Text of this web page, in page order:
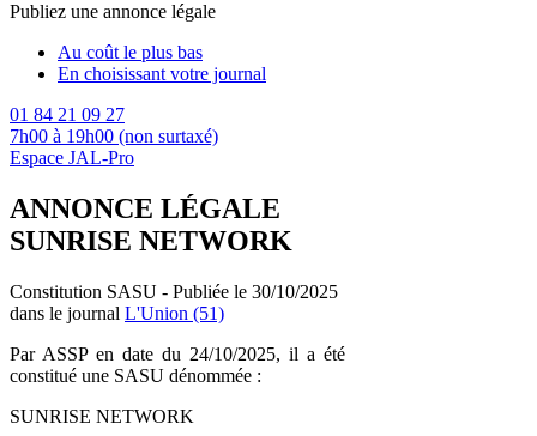
Publiez une annonce légale
Au coût le plus bas
En choisissant votre journal
01 84 21 09 27
7h00 à 19h00 (non surtaxé)
Espace JAL-Pro
ANNONCE LÉGALE
SUNRISE NETWORK
Constitution SASU - Publiée le 30/10/2025
dans le journal L'Union (51)
Par ASSP en date du 24/10/2025, il a été
constitué une SASU dénommée :
SUNRISE NETWORK